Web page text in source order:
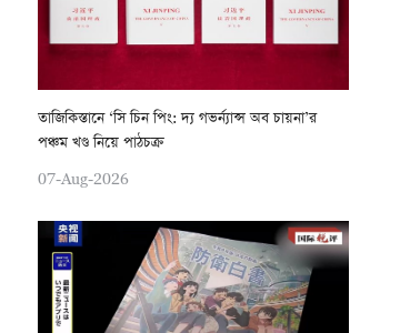
তাজিকিস্তানে ‘সি চিন পিং: দ্য গভর্ন্যান্স অব চায়না’র
পঞ্চম খণ্ড নিয়ে পাঠচক্র
07-Aug-2026